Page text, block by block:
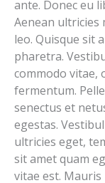
ante. Donec eu
Aenean ultricies
leo. Quisque sit
pharetra.
commodo vitae,
fermentum.
senectus et
egestas.
ultricies eget,
sit amet quam
vitae est.